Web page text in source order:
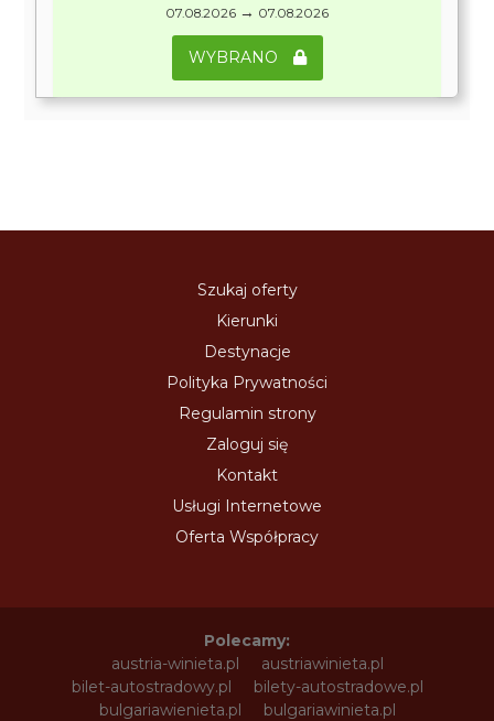
07.08.2026 → 07.08.2026
WYBRANO
Szukaj oferty
Kierunki
Destynacje
Polityka Prywatności
Regulamin strony
Zaloguj się
Kontakt
Usługi Internetowe
Oferta Współpracy
Polecamy:
austria-winieta.pl
austriawinieta.pl
bilet-autostradowy.pl
bilety-autostradowe.pl
bulgariawienieta.pl
bulgariawinieta.pl